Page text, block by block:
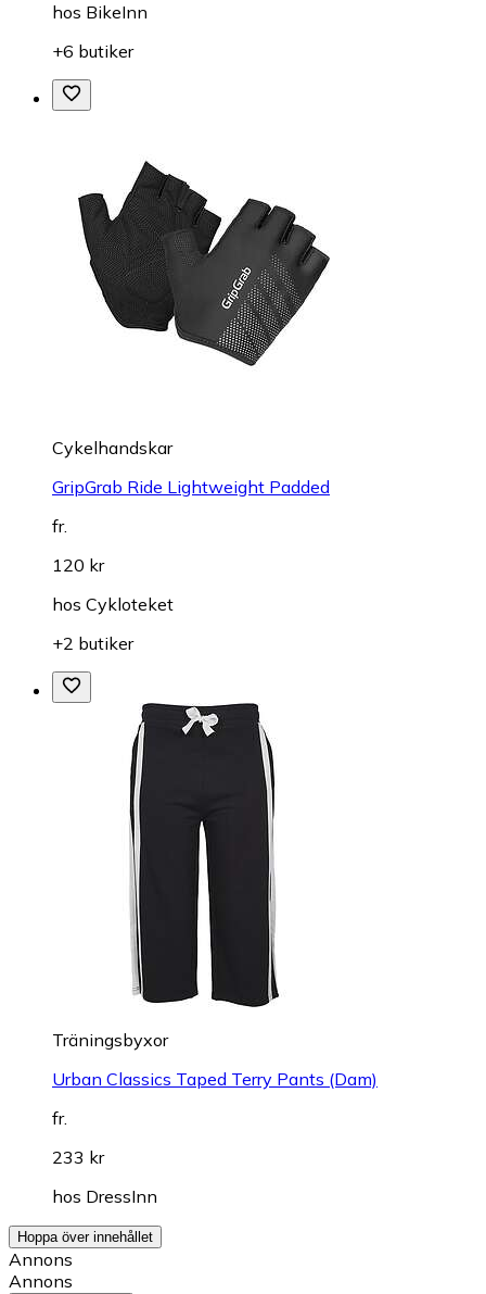
hos BikeInn
+6 butiker
Cykelhandskar
GripGrab Ride Lightweight Padded
fr.
120 kr
hos Cykloteket
+2 butiker
Träningsbyxor
Urban Classics Taped Terry Pants (Dam)
fr.
233 kr
hos DressInn
Hoppa över innehållet
Annons
Annons